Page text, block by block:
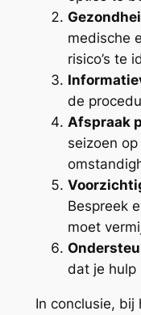
medische
risico’s te
de
Afspraak
seizoen
Bespreek
moet
dat je hulp
In conclusie, bij